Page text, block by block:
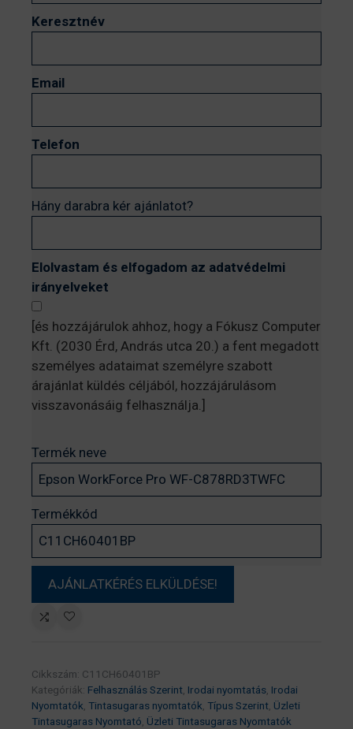
Keresztnév
Email
Telefon
Hány darabra kér ajánlatot?
Elolvastam és elfogadom az adatvédelmi
irányelveket
[és hozzájárulok ahhoz, hogy a Fókusz Computer
Kft. (2030 Érd, András utca 20.) a fent megadott
személyes adataimat személyre szabott
árajánlat küldés céljából, hozzájárulásom
visszavonásáig felhasználja.]
Termék neve
Termékkód
Cikkszám: C11CH60401BP
Kategóriák: Felhasználás Szerint, Irodai nyomtatás, Irodai
Nyomtatók, Tintasugaras nyomtatók, Típus Szerint, Üzleti
Tintasugaras Nyomtató, Üzleti Tintasugaras Nyomtatók